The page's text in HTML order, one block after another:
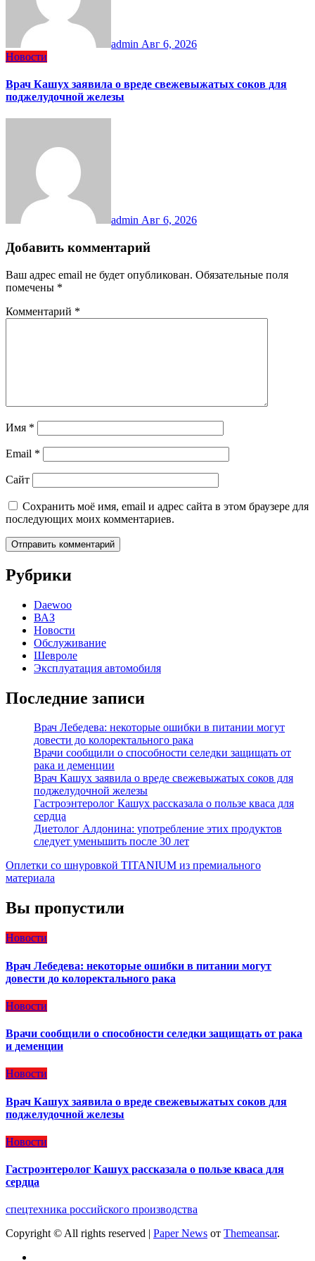
admin Авг 6, 2026
Новости
Врач Кашух заявила о вреде свежевыжатых соков для
поджелудочной железы
admin Авг 6, 2026
Добавить комментарий
Ваш адрес email не будет опубликован. Обязательные поля
помечены *
Комментарий *
Имя *
Email *
Сайт
Сохранить моё имя, email и адрес сайта в этом браузере для
последующих моих комментариев.
Рубрики
Daewoo
ВАЗ
Новости
Обслуживание
Шевроле
Эксплуатация автомобиля
Последние записи
Врач Лебедева: некоторые ошибки в питании могут
довести до колоректального рака
Врачи сообщили о способности селедки защищать от
рака и деменции
Врач Кашух заявила о вреде свежевыжатых соков для
поджелудочной железы
Гастроэнтеролог Кашух рассказала о пользе кваса для
сердца
Диетолог Алдонина: употребление этих продуктов
следует уменьшить после 30 лет
Оплетки со шнуровкой TITANIUM из премиального
материала
Вы пропустили
Новости
Врач Лебедева: некоторые ошибки в питании могут
довести до колоректального рака
Новости
Врачи сообщили о способности селедки защищать от рака
и деменции
Новости
Врач Кашух заявила о вреде свежевыжатых соков для
поджелудочной железы
Новости
Гастроэнтеролог Кашух рассказала о пользе кваса для
сердца
спецтехника российского производства
Copyright © All rights reserved | Paper News от Themeansar.